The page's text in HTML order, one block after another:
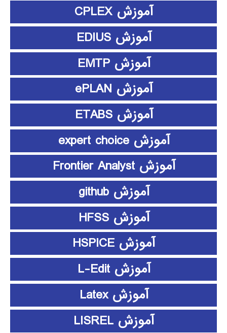
آموزش CPLEX
آموزش EDIUS
آموزش EMTP
آموزش ePLAN
آموزش ETABS
آموزش expert choice
آموزش Frontier Analyst
آموزش github
آموزش HFSS
آموزش HSPICE
آموزش L-Edit
آموزش Latex
آموزش LISREL